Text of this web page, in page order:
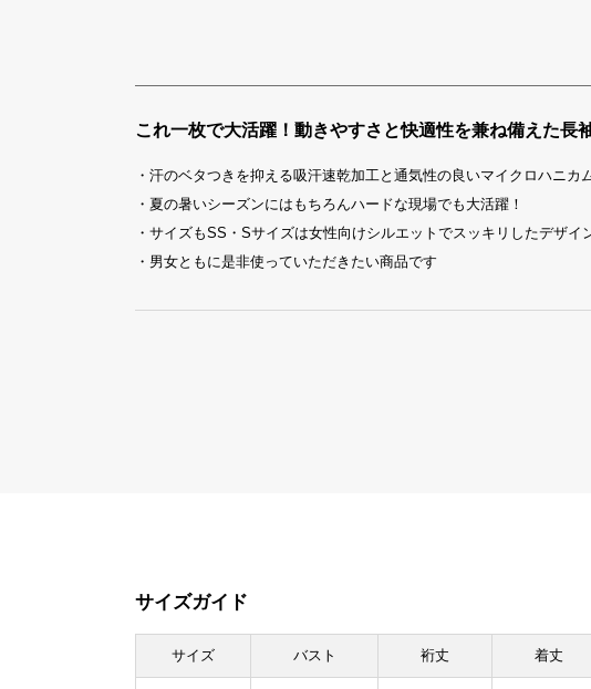
これ一枚で大活躍！動きやすさと快適性を兼ね備えた長
・汗のベタつきを抑える吸汗速乾加工と通気性の良いマイクロハニカ
・夏の暑いシーズンにはもちろんハードな現場でも大活躍！
・サイズもSS・Sサイズは女性向けシルエットでスッキリしたデザイ
・男女ともに是非使っていただきたい商品です
サイズガイド
サイズ バスト 裄丈 着丈